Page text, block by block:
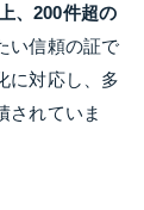
、200件超の
い信頼の証で
に対応し、多
されていま